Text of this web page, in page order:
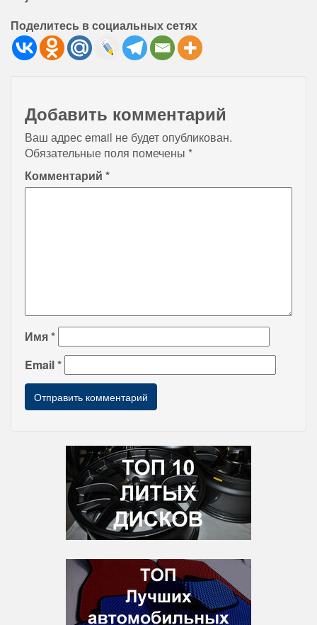
Поделитесь в социальных сетях
Добавить комментарий
Ваш адрес email не будет опубликован.
Обязательные поля помечены *
Комментарий *
Имя*
Email*